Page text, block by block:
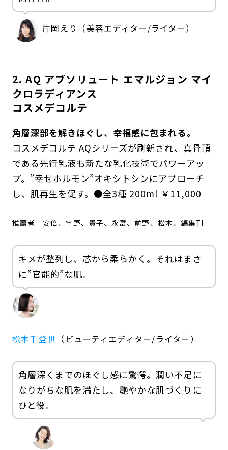
片岡えり（美容エディター/ライター）
2. AQ アブソリュート エマルジョン マイ
クロラディアンス
コスメデコルテ
角層深部を解きほぐし、幸福感に包まれる。
コスメデコルテ AQシリーズが刷新され、真骨頂
である先行乳液も新たな乳化技術でパワーアッ
プ。”幸せホルモン”オキシトシンにアプローチ
し、肌再生を促す。●全3種 200ml ￥11,000
推薦者 安倍、宇野、貴子、永富、前野、松本、編集TI
キメが整列し、芯から柔らかく。それはまさ
に”官能的”な肌。
松本千登世 （ビューティエディター/ライター）
角層深くまでのほぐし感に驚愕。潤い不足に
なりがちな肌を満たし、艶やかな肌づくりに
ひと役。